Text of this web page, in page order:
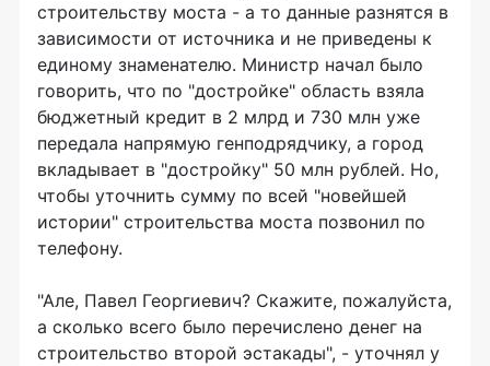
строительству моста - а то данные разнятся в
зависимости от источника и не приведены к
единому знаменателю. Министр начал было
говорить, что по "достройке" область взяла
бюджетный кредит в 2 млрд и 730 млн уже
передала напрямую генподрядчику, а город
вкладывает в "достройку" 50 млн рублей. Но,
чтобы уточнить сумму по всей "новейшей
истории" строительства моста позвонил по
телефону.
"Але, Павел Георгиевич? Скажите, пожалуйста,
а сколько всего было перечислено денег на
строительство второй эстакады", - уточнял у